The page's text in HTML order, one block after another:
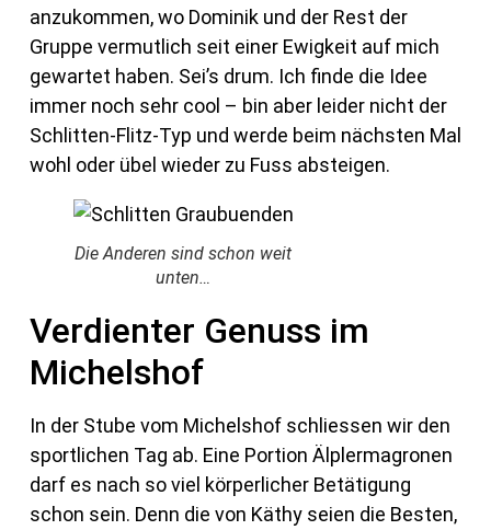
anzukommen, wo Dominik und der Rest der
Gruppe vermutlich seit einer Ewigkeit auf mich
gewartet haben. Sei’s drum. Ich finde die Idee
immer noch sehr cool – bin aber leider nicht der
Schlitten-Flitz-Typ und werde beim nächsten Mal
wohl oder übel wieder zu Fuss absteigen.
Die Anderen sind schon weit
unten…
Verdienter Genuss im
Michelshof
In der Stube vom Michelshof schliessen wir den
sportlichen Tag ab. Eine Portion Älplermagronen
darf es nach so viel körperlicher Betätigung
schon sein. Denn die von Käthy seien die Besten,